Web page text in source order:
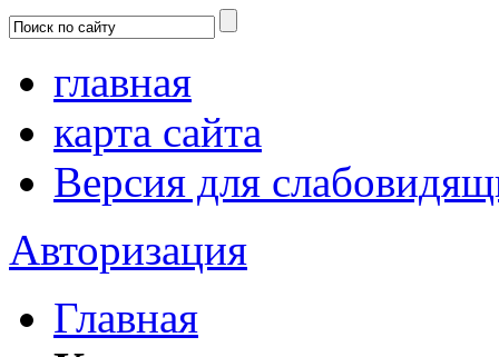
главная
карта сайта
Версия для
Авторизация
Главная